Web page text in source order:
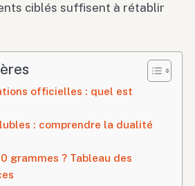
ciblés suffisent à rétablir
officielles : quel est
: comprendre la dualité
grammes ? Tableau des